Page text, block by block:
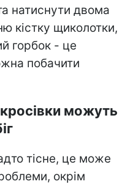
натиснути двома
кістку щиколотки,
горбок - це
побачити
можуть
тісне, це може
окрім